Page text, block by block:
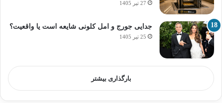
27 تیر 1405
جدایی جورج و امل کلونی شایعه است یا واقعیت؟
25 تیر 1405
بارگذاری بیشتر